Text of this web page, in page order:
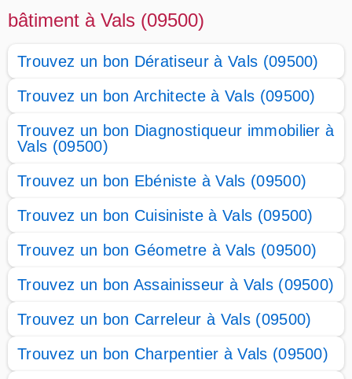
bâtiment à Vals (09500)
Trouvez un bon Dératiseur à Vals (09500)
Trouvez un bon Architecte à Vals (09500)
Trouvez un bon Diagnostiqueur immobilier à
Vals (09500)
Trouvez un bon Ebéniste à Vals (09500)
Trouvez un bon Cuisiniste à Vals (09500)
Trouvez un bon Géometre à Vals (09500)
Trouvez un bon Assainisseur à Vals (09500)
Trouvez un bon Carreleur à Vals (09500)
Trouvez un bon Charpentier à Vals (09500)